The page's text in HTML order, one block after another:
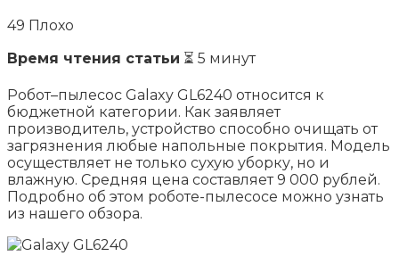
49 Плохо
Время чтения статьи ⏳ 5 минут
Робот–пылесос Galaxy GL6240 относится к
бюджетной категории. Как заявляет
производитель, устройство способно очищать от
загрязнения любые напольные покрытия. Модель
осуществляет не только сухую уборку, но и
влажную. Средняя цена составляет 9 000 рублей.
Подробно об этом роботе-пылесосе можно узнать
из нашего обзора.